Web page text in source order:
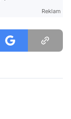
Reklam